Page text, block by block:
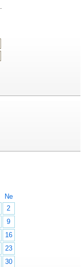
Ne
2
9
16
23
30